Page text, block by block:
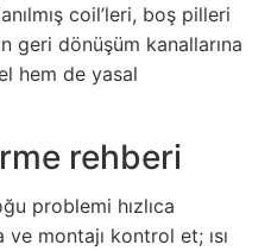
coil’leri, boş pilleri
geri dönüşüm kanallarına
hem de yasal
rehberi
problemi hızlıca
montajı kontrol et; ısı